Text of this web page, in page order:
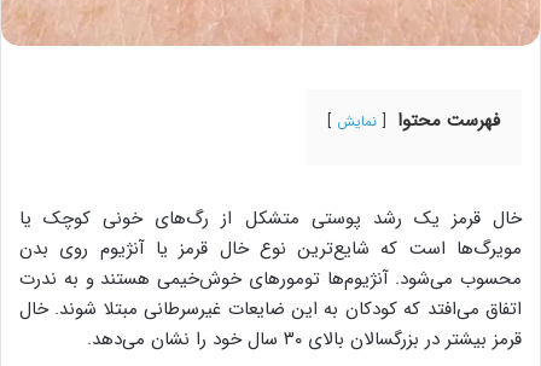
فهرست محتوا نمایش
خال قرمز یک رشد پوستی متشکل از رگ‌های خونی کوچک یا
مویرگ‌ها است که شایع‌ترین نوع خال قرمز یا آنژیوم روی بدن
محسوب می‌شود. آنژیوم‌ها تومورهای خوش‌خیمی ‌هستند و به ندرت
اتفاق می‌افتد که کودکان به ‌این ضایعات غیرسرطانی مبتلا شوند. خال
قرمز بیشتر در بزرگسالان بالای ۳۰ سال خود را نشان می‌دهد.